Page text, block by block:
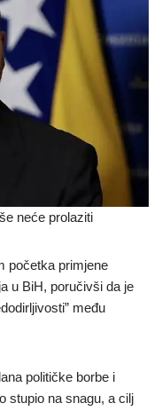
neće prolaziti
početka primjene
u BiH, poručivši da je
među
političke borbe i
stupio na snagu, a cilj